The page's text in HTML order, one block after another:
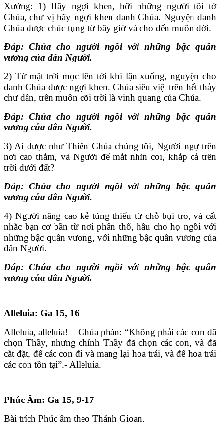
Xướng: 1) Hãy ngợi khen, hỡi những người tôi tớ
Chúa, chư vị hãy ngợi khen danh Chúa. Nguyện danh
Chúa được chúc tụng từ bây giờ và cho đến muôn đời.
Ðáp: Chúa cho người ngồi với những bậc quân
vương của dân Người.
2) Từ mặt trời mọc lên tới khi lặn xuống, nguyện cho
danh Chúa được ngợi khen. Chúa siêu việt trên hết thảy
chư dân, trên muôn cõi trời là vinh quang của Chúa.
Ðáp: Chúa cho người ngồi với những bậc quân
vương của dân Người.
3) Ai được như Thiên Chúa chúng tôi, Người ngự trên
nơi cao thẳm, và Người để mắt nhìn coi, khắp cả trên
trời dưới đất?
Ðáp: Chúa cho người ngồi với những bậc quân
vương của dân Người.
4) Người nâng cao kẻ túng thiếu từ chỗ bụi tro, và cất
nhắc bạn cơ bần từ nơi phân thổ, hầu cho họ ngồi với
những bậc quân vương, với những bậc quân vương của
dân Người.
Ðáp: Chúa cho người ngồi với những bậc quân
vương của dân Người.
Alleluia: Ga 15, 16
Alleluia, alleluia! – Chúa phán: “Không phải các con đã
chọn Thầy, nhưng chính Thầy đã chọn các con, và đã
cắt đặt, để các con đi và mang lại hoa trái, và để hoa trái
các con tồn tại”.- Alleluia.
Phúc Âm: Ga 15, 9-17
Bài trích Phúc âm theo Thánh Gioan.